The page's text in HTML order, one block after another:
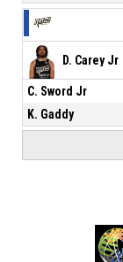
D. Carey Jr
C. Sword Jr
K. Gaddy